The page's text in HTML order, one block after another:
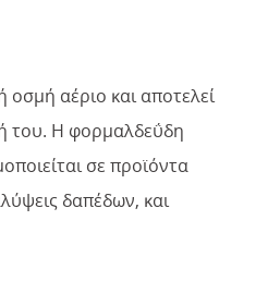
αέριο και αποτελεί
του. Η φορμαλδεΰδη
σε προϊόντα
δαπέδων, και